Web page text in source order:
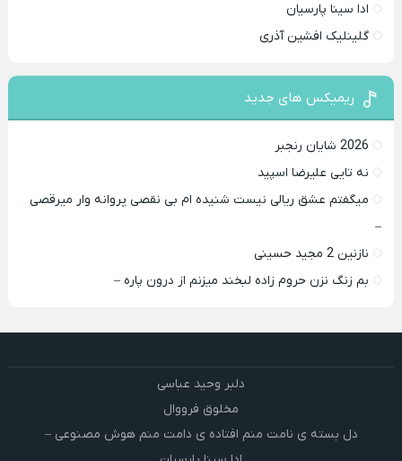
ادا سینا پارسیان
گلینلیک افشین آذری
ریمیکس های جدید
2026 شایان رنجبر
نه تایی علیرضا اسپید
میگفتم عشق ریالی نیست شنیده ام بی نقصی پروانه وار میرقصی
–
نازنین 2 مجید حسینی
بم زنگ نزن حروم زاده لبخند میزنم از درون پاره –
دلبر وحید عباسی
مخلوق فرووال
دل بسته ی نامت منم افتاده ی دامت منم هوش مصنوعی –